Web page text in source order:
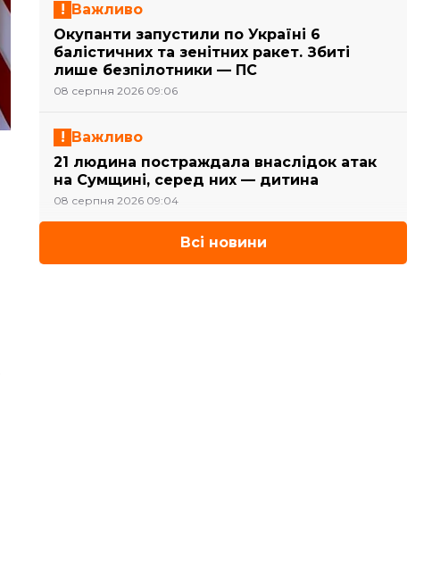
Важливо
Окупанти запустили по Україні 6
балістичних та зенітних ракет. Збиті
лише безпілотники — ПС
08 серпня 2026 09:06
Важливо
21 людина постраждала внаслідок атак
на Сумщині, серед них — дитина
08 серпня 2026 09:04
Всі новини